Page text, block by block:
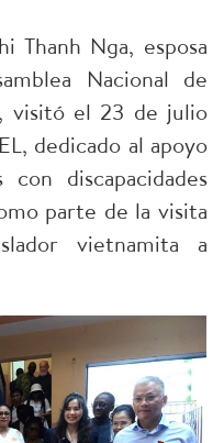
Thanh Nga, esposa
Nacional de
visitó el 23 de julio
dedicado al apoyo
discapacidades
parte de la visita
vietnamita a